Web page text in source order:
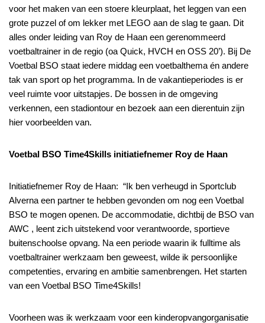
voor het maken van een stoere kleurplaat, het leggen van een
grote puzzel of om lekker met LEGO aan de slag te gaan. Dit
alles onder leiding van Roy de Haan een gerenommeerd
voetbaltrainer in de regio (oa Quick, HVCH en OSS 20’). Bij De
Voetbal BSO staat iedere middag een voetbalthema én andere
tak van sport op het programma. In de vakantieperiodes is er
veel ruimte voor uitstapjes. De bossen in de omgeving
verkennen, een stadiontour en bezoek aan een dierentuin zijn
hier voorbeelden van.
Voetbal BSO Time4Skills initiatiefnemer Roy de Haan
Initiatiefnemer Roy de Haan: “Ik ben verheugd in Sportclub
Alverna een partner te hebben gevonden om nog een Voetbal
BSO te mogen openen. De accommodatie, dichtbij de BSO van
AWC , leent zich uitstekend voor verantwoorde, sportieve
buitenschoolse opvang. Na een periode waarin ik fulltime als
voetbaltrainer werkzaam ben geweest, wilde ik persoonlijke
competenties, ervaring en ambitie samenbrengen. Het starten
van een Voetbal BSO Time4Skills!
Voorheen was ik werkzaam voor een kinderopvangorganisatie